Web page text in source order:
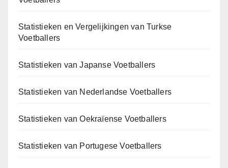
Statistieken en Vergelijkingen van Turkse
Voetballers
Statistieken van Japanse Voetballers
Statistieken van Nederlandse Voetballers
Statistieken van Oekraïense Voetballers
Statistieken van Portugese Voetballers